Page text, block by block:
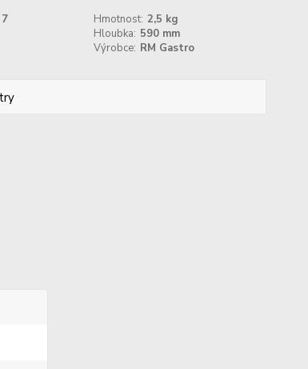
Hmotnost: 2,5 kg
Hloubka: 590 mm
Výrobce: RM Gastro